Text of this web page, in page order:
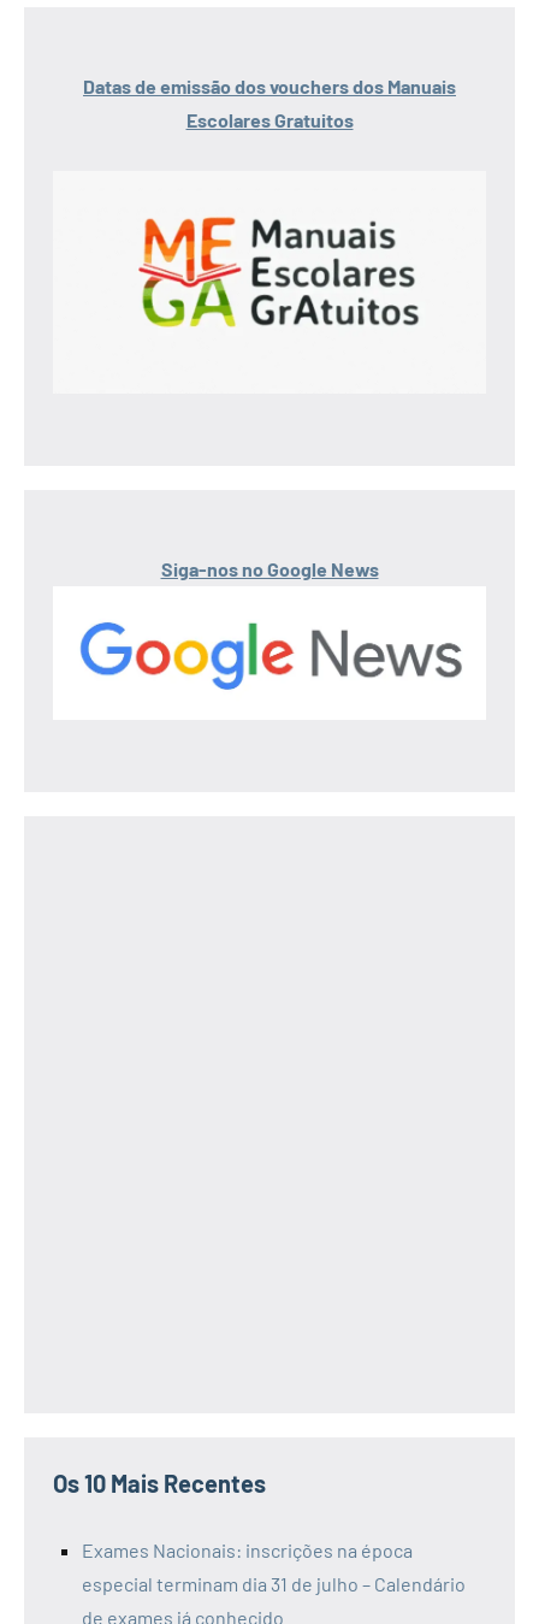
Datas de emissão dos vouchers dos Manuais
Escolares Gratuitos
Siga-nos no Google News
Os 10 Mais Recentes
Exames Nacionais: inscrições na época
especial terminam dia 31 de julho – Calendário
de exames já conhecido